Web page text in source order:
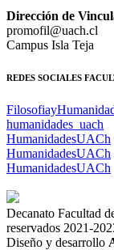
Dirección de
promofil@uach.cl
Campus Isla Teja
REDES SOCIALES
humanidades_uach
HumanidadesUACh
HumanidadesUACh
HumanidadesUACh
Decanato Facultad
reservados 2021-
Diseño y desarrollo